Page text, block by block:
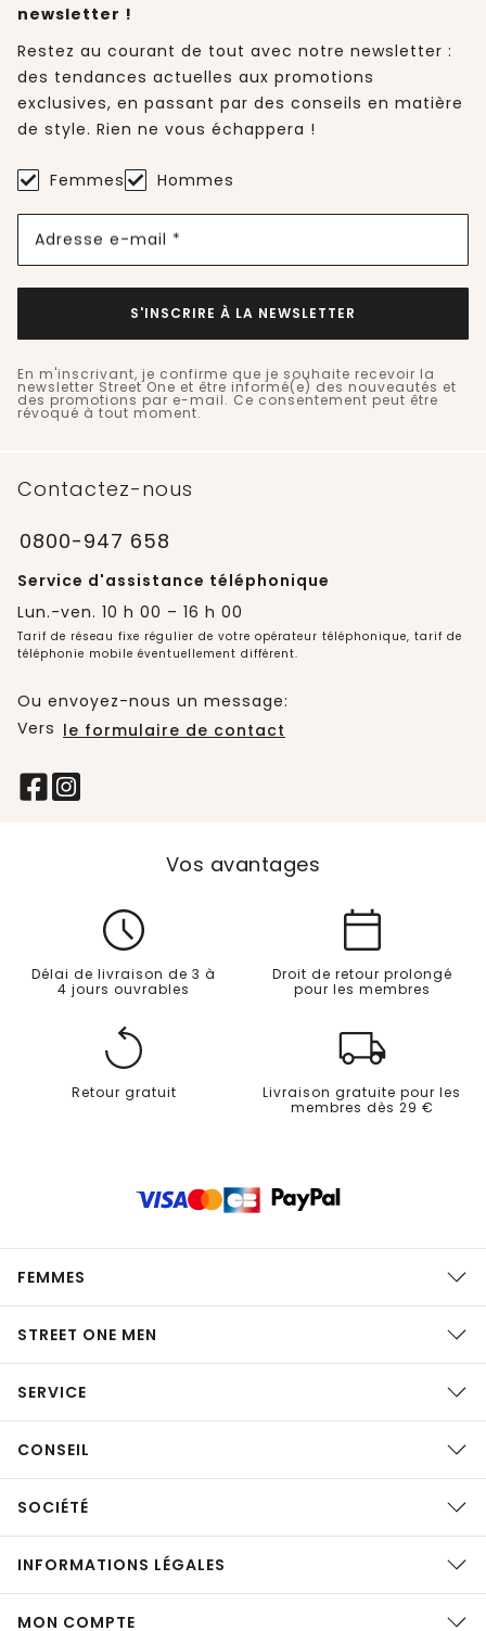
newsletter !
Restez au courant de tout avec notre newsletter :
des tendances actuelles aux promotions
exclusives, en passant par des conseils en matière
de style. Rien ne vous échappera !
Femmes Hommes
Adresse e-mail *
S'INSCRIRE À LA NEWSLETTER
En m'inscrivant, je confirme que je souhaite recevoir la
newsletter Street One et être informé(e) des nouveautés et
des promotions par e-mail. Ce consentement peut être
révoqué à tout moment.
Contactez-nous
0800-947 658
Service d'assistance téléphonique
Lun.-ven. 10 h 00 – 16 h 00
Tarif de réseau fixe régulier de votre opérateur téléphonique, tarif de
téléphonie mobile éventuellement différent.
Ou envoyez-nous un message:
Vers le formulaire de contact
Vos avantages
Délai de livraison de 3 à
4 jours ouvrables
Droit de retour prolongé
pour les membres
Retour gratuit
Livraison gratuite pour les
membres dès 29 €
FEMMES
STREET ONE MEN
SERVICE
CONSEIL
SOCIÉTÉ
INFORMATIONS LÉGALES
MON COMPTE